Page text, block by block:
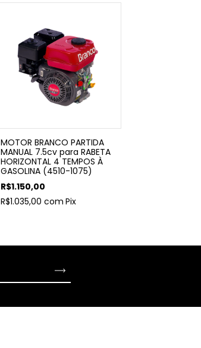
MOTOR BRANCO PARTIDA
MANUAL 7.5cv para RABETA
HORIZONTAL 4 TEMPOS À
GASOLINA (4510-1075)
R$1.150,00
R$1.035,00 com Pix